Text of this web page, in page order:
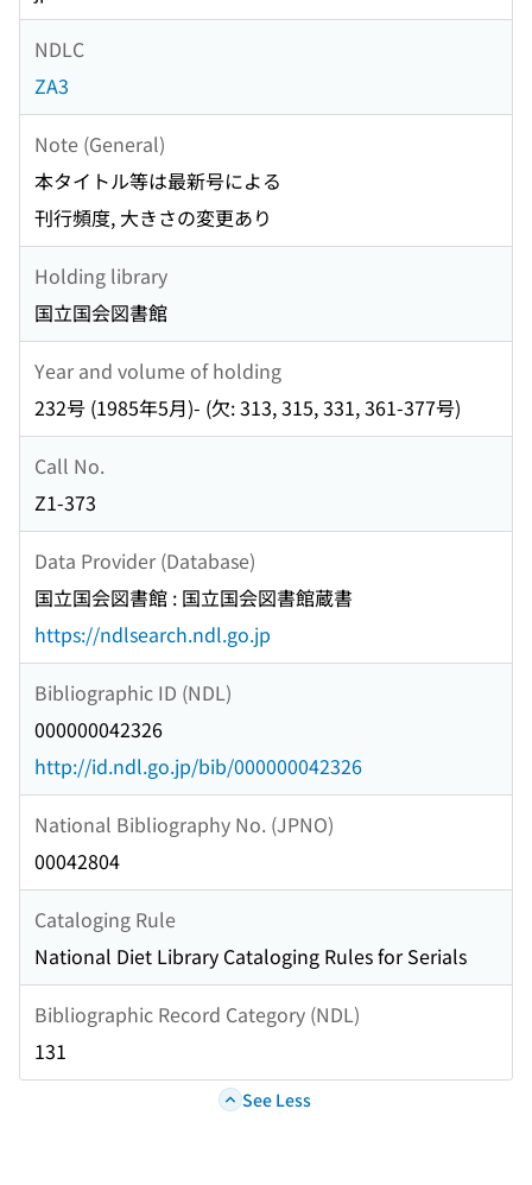
NDLC
ZA3
Note (General)
本タイトル等は最新号による
刊行頻度, 大きさの変更あり
Holding library
国立国会図書館
Year and volume of holding
232号 (1985年5月)- (欠: 313, 315, 331, 361-377号)
Call No.
Z1-373
Data Provider (Database)
国立国会図書館 : 国立国会図書館蔵書
https://ndlsearch.ndl.go.jp
Bibliographic ID (NDL)
000000042326
http://id.ndl.go.jp/bib/000000042326
National Bibliography No. (JPNO)
00042804
Cataloging Rule
National Diet Library Cataloging Rules for Serials
Bibliographic Record Category (NDL)
131
See Less